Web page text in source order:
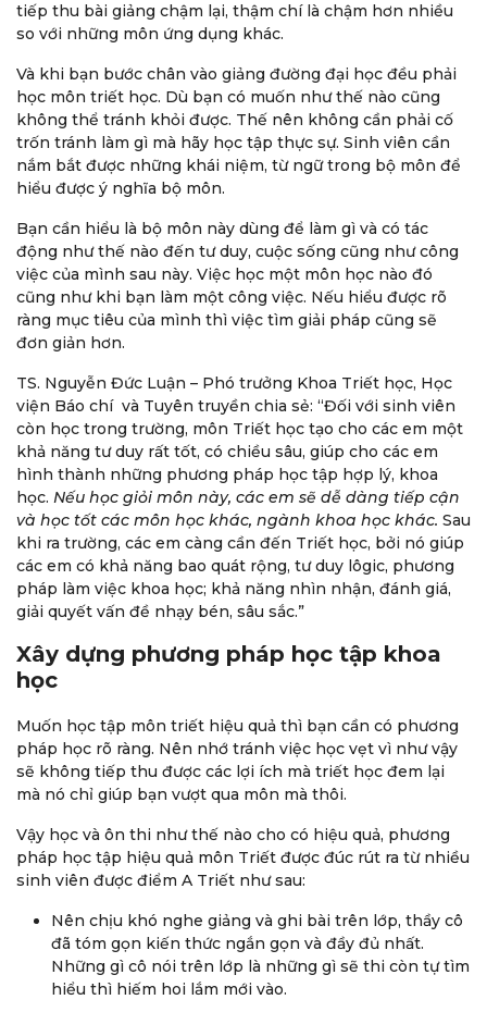
tiếp thu bài giảng chậm lại, thậm chí là chậm hơn nhiều
so với những môn ứng dụng khác.
Và khi bạn bước chân vào giảng đường đại học đều phải
học môn triết học. Dù bạn có muốn như thế nào cũng
không thể tránh khỏi được. Thế nên không cần phải cố
trốn tránh làm gì mà hãy học tập thực sự. Sinh viên cần
nắm bắt được những khái niệm, từ ngữ trong bộ môn để
hiểu được ý nghĩa bộ môn.
Bạn cần hiểu là bộ môn này dùng để làm gì và có tác
động như thế nào đến tư duy, cuộc sống cũng như công
việc của mình sau này. Việc học một môn học nào đó
cũng như khi bạn làm một công việc. Nếu hiểu được rõ
ràng mục tiêu của mình thì việc tìm giải pháp cũng sẽ
đơn giản hơn.
TS. Nguyễn Đức Luận – Phó trưởng Khoa Triết học, Học
viện Báo chí và Tuyên truyền chia sẻ: “Đối với sinh viên
còn học trong trường, môn Triết học tạo cho các em một
khả năng tư duy rất tốt, có chiều sâu, giúp cho các em
hình thành những phương pháp học tập hợp lý, khoa
học. Nếu học giỏi môn này, các em sẽ dễ dàng tiếp cận
và học tốt các môn học khác, ngành khoa học khác. Sau
khi ra trường, các em càng cần đến Triết học, bởi nó giúp
các em có khả năng bao quát rộng, tư duy lôgic, phương
pháp làm việc khoa học; khả năng nhìn nhận, đánh giá,
giải quyết vấn đề nhạy bén, sâu sắc.”
Xây dựng phương pháp học tập khoa
học
Muốn học tập môn triết hiệu quả thì bạn cần có phương
pháp học rõ ràng. Nên nhớ tránh việc học vẹt vì như vậy
sẽ không tiếp thu được các lợi ích mà triết học đem lại
mà nó chỉ giúp bạn vượt qua môn mà thôi.
Vậy học và ôn thi như thế nào cho có hiệu quả, phương
pháp học tập hiệu quả môn Triết được đúc rút ra từ nhiều
sinh viên được điểm A Triết như sau:
Nên chịu khó nghe giảng và ghi bài trên lớp, thầy cô
đã tóm gọn kiến thức ngắn gọn và đầy đủ nhất.
Những gì cô nói trên lớp là những gì sẽ thi còn tự tìm
hiểu thì hiếm hoi lắm mới vào.